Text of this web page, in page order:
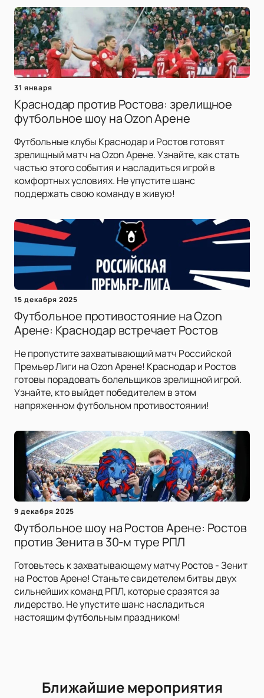
31 января
Краснодар против Ростова: зрелищное
футбольное шоу на Ozon Арене
Футбольные клубы Краснодар и Ростов готовят
зрелищный матч на Ozon Арене. Узнайте, как стать
частью этого события и насладиться игрой в
комфортных условиях. Не упустите шанс
поддержать свою команду в живую!
15 декабря 2025
Футбольное противостояние на Ozon
Арене: Краснодар встречает Ростов
Не пропустите захватывающий матч Российской
Премьер Лиги на Ozon Арене! Краснодар и Ростов
готовы порадовать болельщиков зрелищной игрой.
Узнайте, кто выйдет победителем в этом
напряженном футбольном противостоянии!
9 декабря 2025
Футбольное шоу на Ростов Арене: Ростов
против Зенита в 30-м туре РПЛ
Готовьтесь к захватывающему матчу Ростов - Зенит
на Ростов Арене! Станьте свидетелем битвы двух
сильнейших команд РПЛ, которые сразятся за
лидерство. Не упустите шанс насладиться
настоящим футбольным праздником!
Ближайшие мероприятия